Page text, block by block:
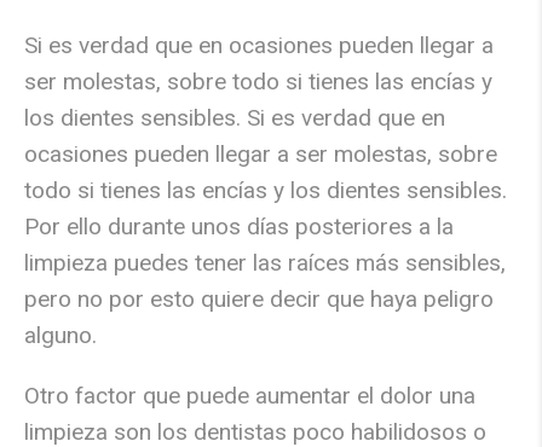
Si es verdad que en ocasiones pueden llegar a
ser molestas, sobre todo si tienes las encías y
los dientes sensibles. Si es verdad que en
ocasiones pueden llegar a ser molestas, sobre
todo si tienes las encías y los dientes sensibles.
Por ello durante unos días posteriores a la
limpieza puedes tener las raíces más sensibles,
pero no por esto quiere decir que haya peligro
alguno.
Otro factor que puede aumentar el dolor una
limpieza son los dentistas poco habilidosos o